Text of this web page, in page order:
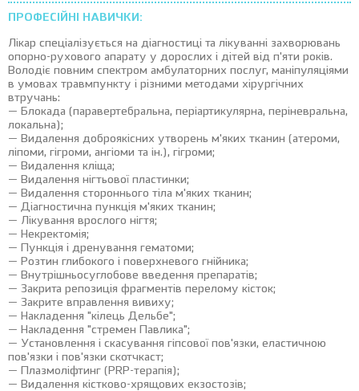
ПРОФЕСІЙНІ НАВИЧКИ:
Лікар спеціалізується на діагностиці та лікуванні захворювань
опорно-рухового апарату у дорослих і дітей від п'яти років.
Володіє повним спектром амбулаторних послуг, маніпуляціями
в умовах травмпункту і різними методами хірургічних
втручань:
— Блокада (паравертебральна, періартикулярна, періневральна,
локальна);
— Видалення доброякісних утворень м'яких тканин (атероми,
ліпоми, гігроми, ангіоми та ін.), гігроми;
— Видалення кліща;
— Видалення нігтьової пластинки;
— Видалення стороннього тіла м'яких тканин;
— Діагностична пункція м'яких тканин;
— Лікування врослого нігтя;
— Некректомія;
— Пункція і дренування гематоми;
— Розтин глибокого і поверхневого гнійника;
— Внутрішньосуглобове введення препаратів;
— Закрита репозиція фрагментів перелому кісток;
— Закрите вправлення вивиху;
— Накладення "кілець Дельбе";
— Накладення "стремен Павлика";
— Установлення і скасування гіпсової пов'язки, еластичною
пов'язки і пов'язки скотчкаст;
— Плазмоліфтинг (PRP-терапія);
— Видалення кістково-хрящових екзостозів;